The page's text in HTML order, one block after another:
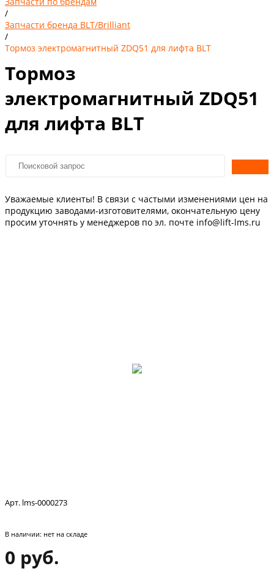
/
Запчасти бренда BLT/Brilliant
/
Тормоз электромагнитный ZDQ51 для лифта BLT
Тормоз
электромагнитный ZDQ51
для лифта BLT
Уважаемые клиенты! В связи с частыми изменениями цен на
продукцию заводами-изготовителями, окончательную цену
просим уточнять у менеджеров по эл. почте info@lift-lms.ru
Арт. lms-0000273
В наличии: нет на складе
0 руб.